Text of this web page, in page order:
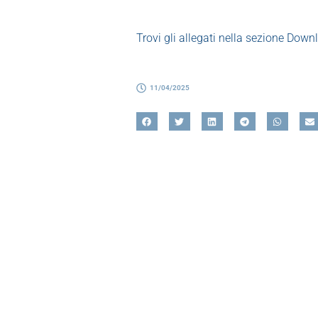
Trovi gli allegati nella sezione
11/04/2025